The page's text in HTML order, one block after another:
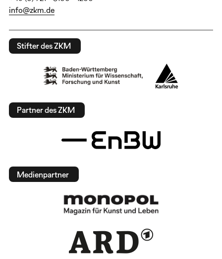
info@zkm.de
Stifter des ZKM
Partner des ZKM
Medienpartner